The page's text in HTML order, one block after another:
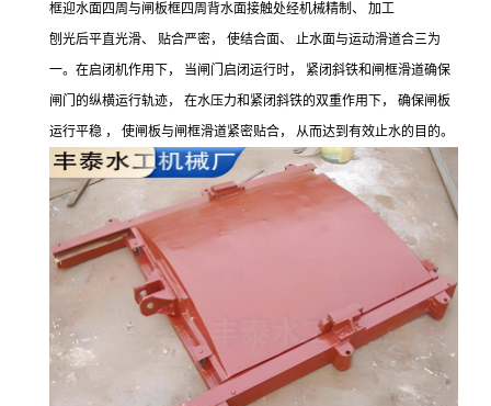
框迎水面四周与闸板框四周背水面接触处经机械精制、
加工
刨光后平直光滑、
贴合严密， 使结合面、
止水面与运动滑道合三为
一。在启闭机作用下，
当闸门启闭运行时，
紧闭斜铁和闸框滑道确保
闸门的纵横运行轨迹，
在水压力和紧闭斜铁的双重作用下，
确保闸板
运行平稳 ， 使闸板与闸框滑道紧密贴合， 从而达到有效止水的目的。